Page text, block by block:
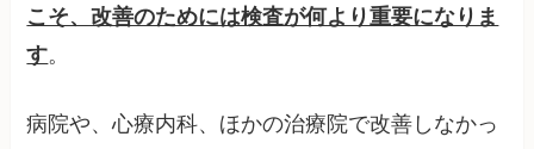
こそ、改善のためには検査が何より重要になりま
す。
病院や、心療内科、ほかの治療院で改善しなかっ